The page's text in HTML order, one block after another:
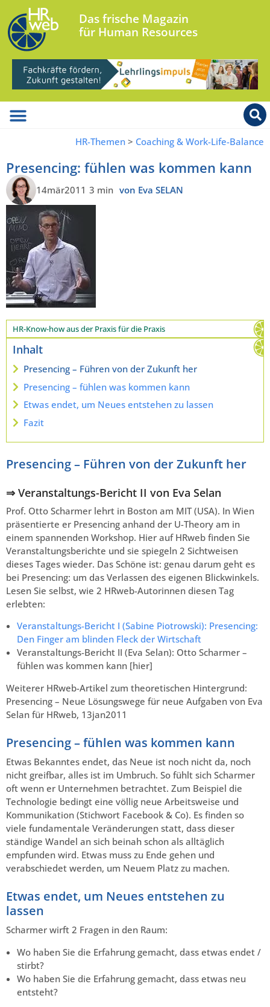
Das frische Magazin
für Human Resources
HR-Themen > Coaching & Work-Life-Balance
Presencing: fühlen was kommen kann
14mär2011 3 min von Eva SELAN
HR-Know-how aus der Praxis für die Praxis
Inhalt
Presencing – Führen von der Zukunft her
Presencing – fühlen was kommen kann
Etwas endet, um Neues entstehen zu lassen
Fazit
Presencing – Führen von der Zukunft her
⇒ Veranstaltungs-Bericht II von Eva Selan
Prof. Otto Scharmer lehrt in Boston am MIT (USA). In Wien
präsentierte er Presencing anhand der U-Theory am in
einem spannenden Workshop. Hier auf HRweb finden Sie
Veranstaltungsberichte und sie spiegeln 2 Sichtweisen
dieses Tages wieder. Das Schöne ist: genau darum geht es
bei Presencing: um das Verlassen des eigenen Blickwinkels.
Lesen Sie selbst, wie 2 HRweb-Autorinnen diesen Tag
erlebten:
Veranstaltungs-Bericht I (Sabine Piotrowski): Presencing:
Den Finger am blinden Fleck der Wirtschaft
Veranstaltungs-Bericht II (Eva Selan): Otto Scharmer –
fühlen was kommen kann [hier]
Weiterer HRweb-Artikel zum theoretischen Hintergrund:
Presencing – Neue Lösungswege für neue Aufgaben von Eva
Selan für HRweb, 13jan2011
Presencing – fühlen was kommen kann
Etwas Bekanntes endet, das Neue ist noch nicht da, noch
nicht greifbar, alles ist im Umbruch. So fühlt sich Scharmer
oft wenn er Unternehmen betrachtet. Zum Beispiel die
Technologie bedingt eine völlig neue Arbeitsweise und
Kommunikation (Stichwort Facebook & Co). Es finden so
viele fundamentale Veränderungen statt, dass dieser
ständige Wandel an sich beinah schon als alltäglich
empfunden wird. Etwas muss zu Ende gehen und
verabschiedet werden, um Neuem Platz zu machen.
Etwas endet, um Neues entstehen zu
lassen
Scharmer wirft 2 Fragen in den Raum:
Wo haben Sie die Erfahrung gemacht, dass etwas endet /
stirbt?
Wo haben Sie die Erfahrung gemacht, dass etwas neu
entsteht?